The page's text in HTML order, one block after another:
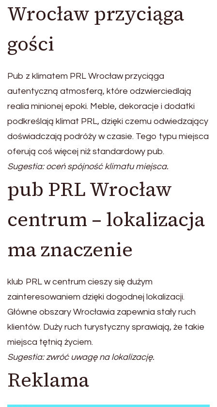
Wrocław przyciąga
gości
Pub z klimatem PRL Wrocław przyciąga
autentyczną atmosferą, które odzwierciedlają
realia minionej epoki. Meble, dekoracje i dodatki
podkreślają klimat PRL, dzięki czemu odwiedzający
doświadczają podróży w czasie. Tego typu miejsca
oferują coś więcej niż standardowy pub.
Sugestia: oceń spójność klimatu miejsca.
pub PRL Wrocław
centrum – lokalizacja
ma znaczenie
klub PRL w centrum cieszy się dużym
zainteresowaniem dzięki dogodnej lokalizacji.
Główne obszary Wrocławia zapewnia stały ruch
klientów. Duży ruch turystyczny sprawiają, że takie
miejsca tętnią życiem.
Sugestia: zwróć uwagę na lokalizację.
Reklama